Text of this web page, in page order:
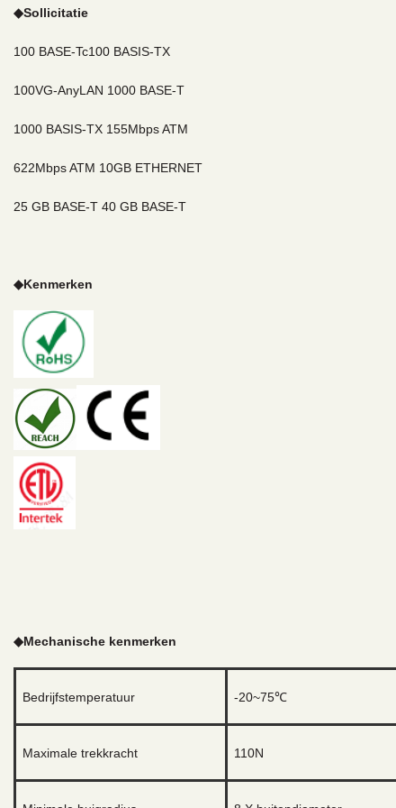
◆Sollicitatie
100 BASE-Tc100 BASIS-TX
100VG-AnyLAN 1000 BASE-T
1000 BASIS-TX 155Mbps ATM
622Mbps ATM 10GB ETHERNET
25 GB BASE-T 40 GB BASE-T
◆Kenmerken
◆Mechanische kenmerken
Bedrijfstemperatuur -20~75℃
Maximale trekkracht 110N